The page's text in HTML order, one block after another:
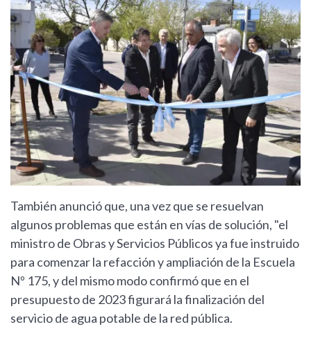
También anunció que, una vez que se resuelvan
algunos problemas que están en vías de solución, "el
ministro de Obras y Servicios Públicos ya fue instruido
para comenzar la refacción y ampliación de la Escuela
Nº 175, y del mismo modo confirmó que en el
presupuesto de 2023 figurará la finalización del
servicio de agua potable de la red pública.